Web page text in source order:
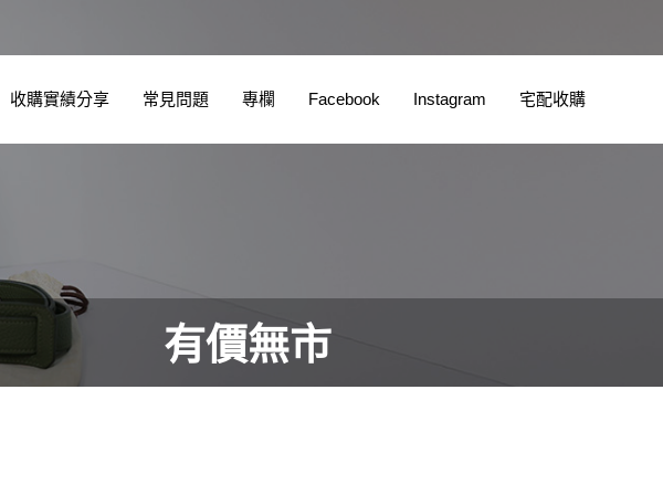
收購實績分享 常見問題 專欄 Facebook Instagram 宅配收購
有價無市